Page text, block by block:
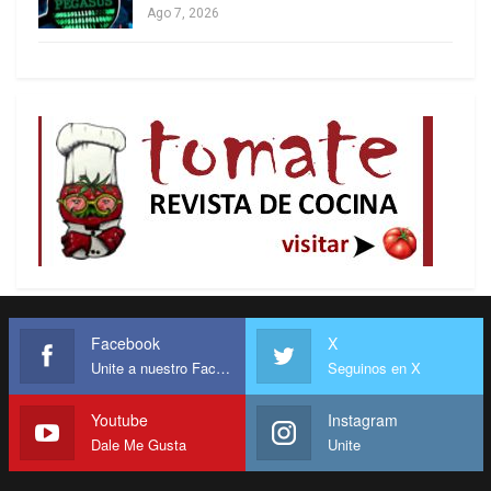
indignados del primer mundo se rebelen y
cambien esa relación de poder para dejarle a
nuestros hijos un planeta al menos tan bello como
el que recibimos.
Ago 7, 2026
Facebook
Unite a nuestro Facebook
X
Seguinos en X
Youtube
Dale Me Gusta
Instagram
Unite